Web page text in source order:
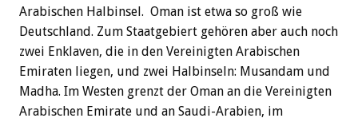
Arabischen Halbinsel. Oman ist etwa so groß wie
Deutschland. Zum Staatgebiert gehören aber auch noch
zwei Enklaven, die in den Vereinigten Arabischen
Emiraten liegen, und zwei Halbinseln: Musandam und
Madha. Im Westen grenzt der Oman an die Vereinigten
Arabischen Emirate und an Saudi-Arabien, im